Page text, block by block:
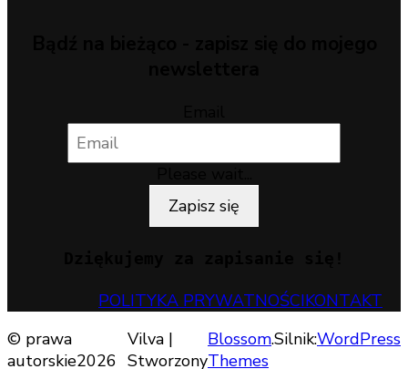
Zapisz się
POLITYKA PRYWATNOŚCIKONTAKT
© prawa
autorskie2026
Vilva |
Stworzony
Blossom
Themes
.Silnik:WordPress